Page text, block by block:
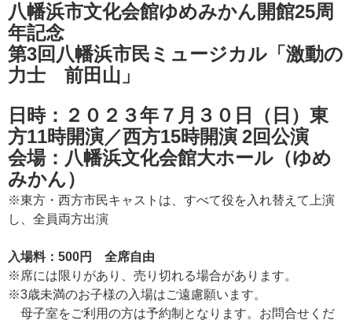
八幡浜市文化会館ゆめみかん開館25周
年記念
第3回八幡浜市民ミュージカル「激動の
力士 前田山」
日時：２０２３年７月３０日（日）東
方11時開演／西方15時開演 2回公演
会場：八幡浜文化会館大ホール（ゆめ
みかん）
※東方・西方市民キャストは、すべて役を入れ替えて上演
し、全員両方出演
入場料：500円 全席自由
※席には限りがあり、売り切れる場合があります。
※3歳未満のお子様の入場はご遠慮願います。
母子室をご利用の方は予約制となります。お問合せくだ